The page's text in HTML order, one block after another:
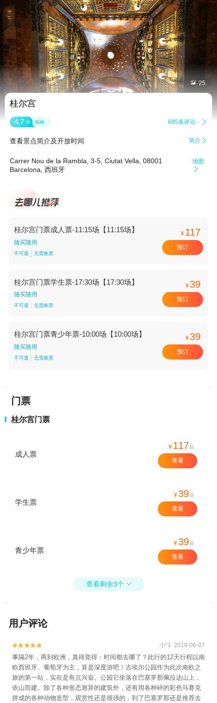
 25
桂尔宫
4.7 分 很棒 695条评论 
查看景点简介及开放时间 简介 
Carrer Nou de la Rambla, 3-5, Ciutat Vella, 08001
Barcelona, 西班牙
地图

桂尔宫门票成人票-11:15场【11:15场】
随买随用
不可退 无需换票
¥ 117
预订
桂尔宫门票学生票-17:30场【17:30场】
随买随用
不可退 无需换票
¥39
预订
桂尔宫门票青少年票-10:00场【10:00场】
随买随用
不可退 无需换票
¥39
预订
门票
桂尔宫门票
成人票
¥ 117起
查看
学生票
¥39起
查看
青少年票
¥39起
查看
查看剩余3个 
用户评论

 小*1 2019-06-07
事隔2年，再到欧洲，真得觉得：时间都去哪了？此行的12天行程以南
欧西班牙、葡萄牙为主，算是深度游吧！古埃尔公园作为此次南欧之
旅的第一站，实在是有点兴奋。公园它坐落在巴塞罗那佩拉达山上，
依山而建。除了各种形态迥异的建筑外，还有用各种碎的彩色马赛克
拼成的各种动物造型，观赏性还是很强的，到了巴塞罗那还是推荐去
